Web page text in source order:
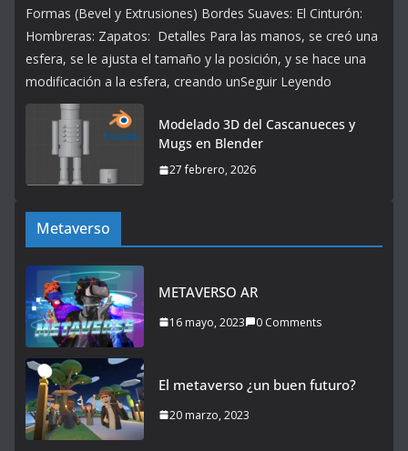
Formas (Bevel y Extrusiones) Bordes Suaves: El Cinturón:
Hombreras: Zapatos: Detalles Para las manos, se creó una
esfera, se le ajusta el tamaño y la posición, y se hace una
modificación a la esfera, creando unSeguir Leyendo
Modelado 3D del Cascanueces y
Mugs en Blender
27 febrero, 2026
Metaverso
METAVERSO AR
16 mayo, 2023 0 Comments
El metaverso ¿un buen futuro?
20 marzo, 2023